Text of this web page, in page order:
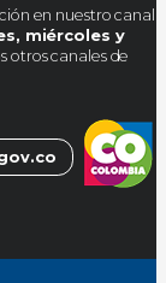
en nuestro canal
miércoles y
otros canales de